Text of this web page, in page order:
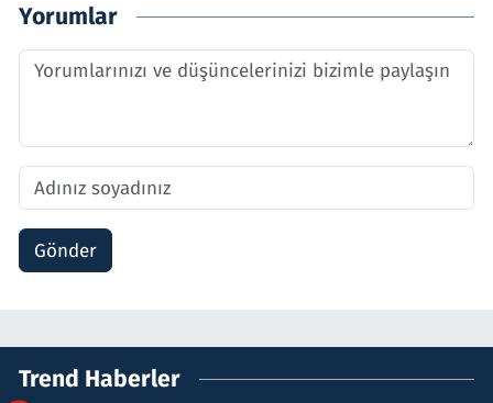
Yorumlar
Gönder
Trend Haberler